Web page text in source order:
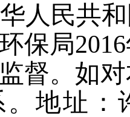
人民共
保局2016
督。如
。地址：